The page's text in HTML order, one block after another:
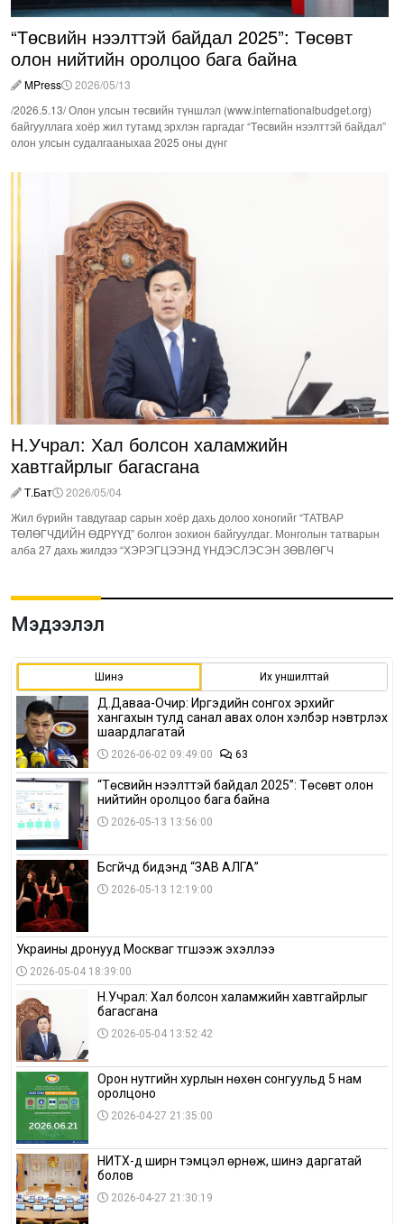
“Төсвийн нээлттэй байдал 2025”: Төсөвт
олон нийтийн оролцоо бага байна
MPress
2026/05/13
/2026.5.13/ Олон улсын төсвийн түншлэл (www.internationalbudget.org)
байгууллага хоёр жил тутамд эрхлэн гаргадаг “Төсвийн нээлттэй байдал”
олон улсын судалгааныхаа 2025 оны дүнг
Н.Учрал: Хал болсон халамжийн
хавтгайрлыг багасгана
Т.Бат
2026/05/04
Жил бүрийн тавдугаар сарын хоёр дахь долоо хоногийг “ТАТВАР
ТӨЛӨГЧДИЙН ӨДРҮҮД” болгон зохион байгуулдаг. Монголын татварын
алба 27 дахь жилдээ “ХЭРЭГЦЭЭНД ҮНДЭСЛЭСЭН ЗӨВЛӨГЧ
Мэдээлэл
Шинэ Их уншилттай
Д.Даваа-Очир: Иргэдийн сонгох эрхийг
хангахын тулд санал авах олон хэлбэр нэвтрүүлэх
шаардлагатай
2026-06-02 09:49:00 63
“Төсвийн нээлттэй байдал 2025”: Төсөвт олон
нийтийн оролцоо бага байна
2026-05-13 13:56:00
Бүсгүйчүүд бидэнд “ЗАВ АЛГА”
2026-05-13 12:19:00
Украины дронууд Москваг түгшээж эхэллээ
2026-05-04 18:39:00
Н.Учрал: Хал болсон халамжийн хавтгайрлыг
багасгана
2026-05-04 13:52:42
Орон нутгийн хурлын нөхөн сонгуульд 5 нам
оролцоно
2026-04-27 21:35:00
НИТХ-д ширүүн тэмцэл өрнөж, шинэ даргатай
болов
2026-04-27 21:30:19